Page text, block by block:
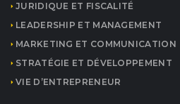
JURIDIQUE ET FISCALITÉ
LEADERSHIP ET MANAGEMENT
MARKETING ET COMMUNICATION
STRATÉGIE ET DÉVELOPPEMENT
VIE D’ENTREPRENEUR